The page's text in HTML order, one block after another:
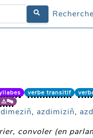
verbe transitif
⚠️🔤
, azdimiziñ,
convoler (en